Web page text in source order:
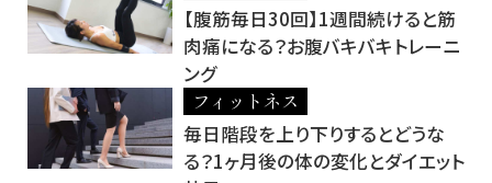
【腹筋毎日30回】1週間続けると筋
肉痛になる？お腹バキバキトレーニ
ング
フィットネス
毎日階段を上り下りするとどうな
る？1ヶ月後の体の変化とダイエット